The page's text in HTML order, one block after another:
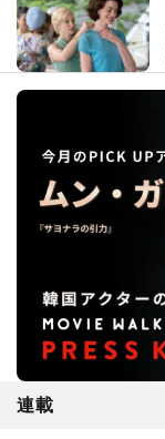
連載